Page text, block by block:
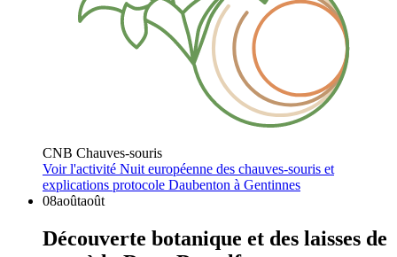
CNB Chauves-souris
Voir l'activité Nuit européenne des chauves-souris et
explications protocole Daubenton à Gentinnes
08aoûtaoût
Découverte botanique et des laisses de